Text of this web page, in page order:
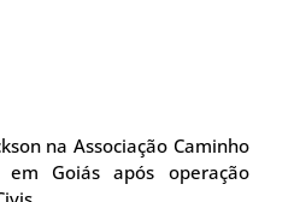
na Associação Caminho
Goiás após operação